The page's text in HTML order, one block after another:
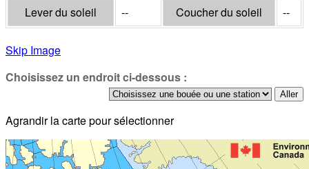
Lever du soleil -- Coucher du soleil --
Skip Image
Choisissez un endroit ci-dessous :
Agrandir la carte pour sélectionner